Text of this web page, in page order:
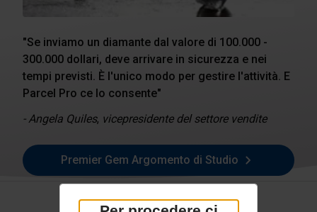
"Se inviamo un diamante dal valore di 100.000 -
300.000 dollari, deve arrivare in sicurezza e nei
tempi previsti. È l'unico modo per gestire l'attività. E
Parcel Pro ce lo consente"
- Angela Quiles, vicepresidente del settore vendite
Premier Gem Argomento di Studio